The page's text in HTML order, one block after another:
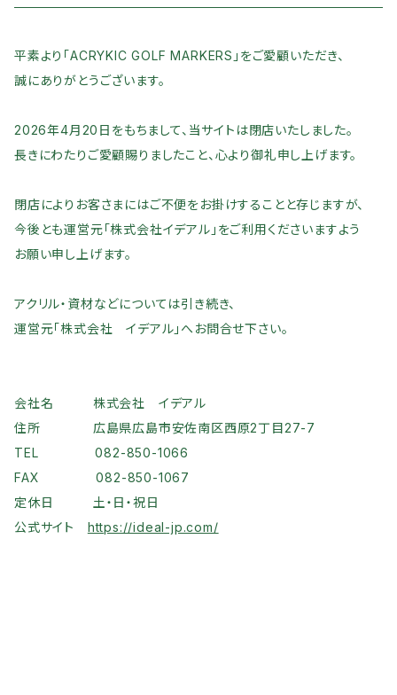
平素より「ACRYKIC GOLF MARKERS」をご愛顧いただき、
誠にありがとうございます。
2026年4月20日をもちまして、当サイトは閉店いたしました。
長きにわたりご愛顧賜りましたこと、心より御礼申し上げます。
閉店によりお客さまにはご不便をお掛けすることと存じますが、
今後とも運営元「株式会社イデアル」をご利用くださいますよう
お願い申し上げます。
アクリル・資材などについては引き続き、
運営元「株式会社 イデアル」へお問合せ下さい。
会社名 株式会社 イデアル
住所 広島県広島市安佐南区西原2丁目27-7
TEL 082-850-1066
FAX 082-850-1067
定休日 土・日・祝日
公式サイト https://ideal-jp.com/